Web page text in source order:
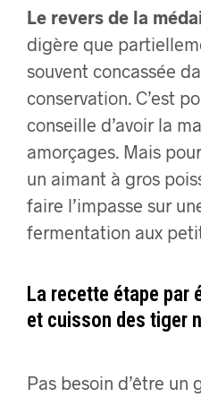
Le revers de la
digère que
souvent concassée
conservation. C’est
conseille d’avoir la
amorçages. Mais
un aimant à gros
faire l’impasse sur
fermentation aux
La recette étape par
et cuisson des tiger
Pas besoin d’être un